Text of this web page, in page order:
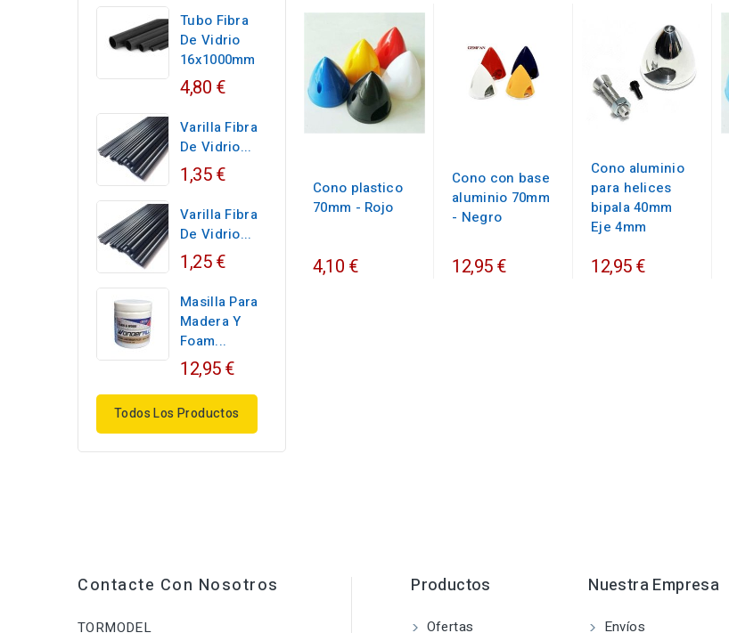
Tubo Fibra
De Vidrio
16x1000mm
4,80 €
Varilla Fibra
De Vidrio...
1,35 €
Varilla Fibra
De Vidrio...
1,25 €
Masilla Para
Madera Y
Foam...
12,95 €
Todos Los Productos
Cono plastico
70mm - Rojo
4,10 €
Cono con base
aluminio 70mm
- Negro
12,95 €
Cono aluminio
para helices
bipala 40mm
Eje 4mm
12,95 €
Contacte Con Nosotros
TORMODEL
Productos
Ofertas
Nuestra Empresa
Envíos